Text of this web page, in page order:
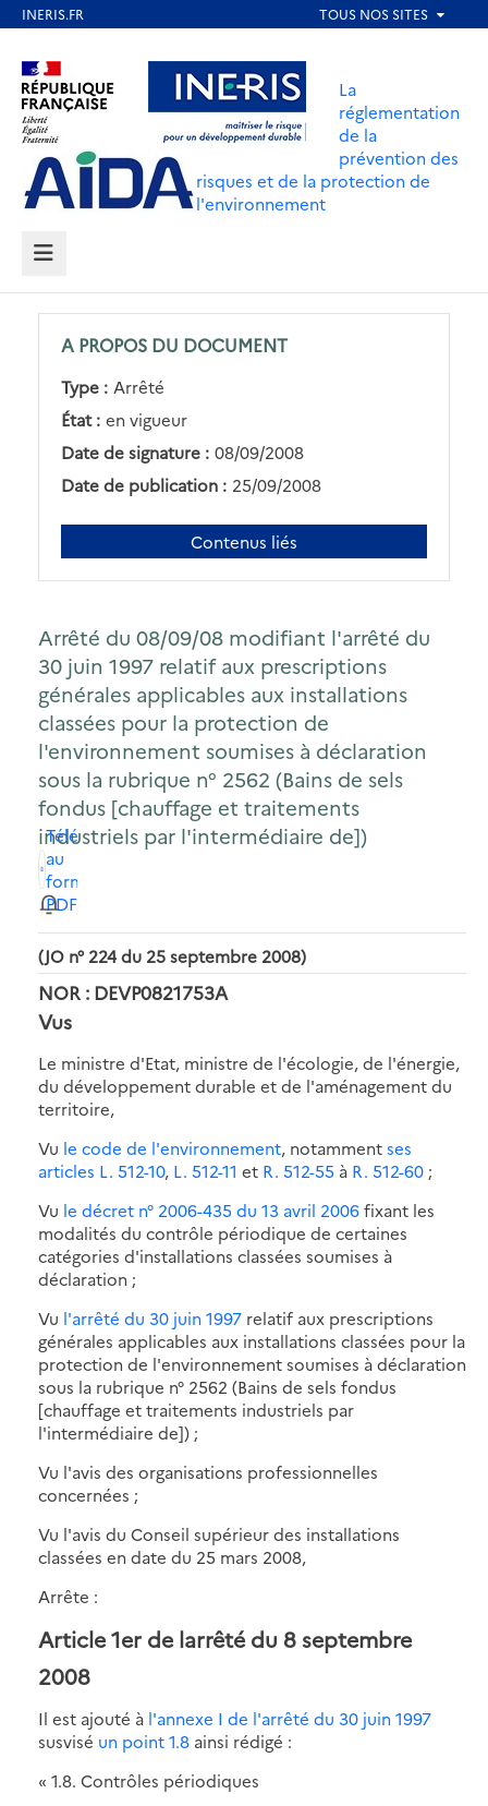
contenu
principal
Aller au contenu Aller au menu
Aller au pied de page
La
réglementation
de la
prévention des
risques et de la protection de
l'environnement
MENU
A PROPOS DU DOCUMENT
Type : Arrêté
État : en vigueur
Date de signature : 08/09/2008
Date de publication : 25/09/2008
Contenus liés
Arrêté du 08/09/08 modifiant l'arrêté du
30 juin 1997 relatif aux prescriptions
générales applicables aux installations
classées pour la protection de
l'environnement soumises à déclaration
sous la rubrique n° 2562 (Bains de sels
fondus [chauffage et traitements
industriels par l'intermédiaire de])
Télécharger
au
format
PDF
(JO n° 224 du 25 septembre 2008)
NOR : DEVP0821753A
Vus
Le ministre d'Etat, ministre de l'écologie, de l'énergie,
du développement durable et de l'aménagement du
territoire,
Vu le code de l'environnement, notammentses
articles L. 512-10, L. 512-11 et R. 512-55 à R. 512-60 ;
Vu le décret n° 2006-435 du 13 avril 2006fixant les
modalités du contrôle périodique de certaines
catégories d'installations classées soumises à
déclaration ;
Vu l'arrêté du 30 juin 1997 relatif aux prescriptions
générales applicables aux installations classées pour la
protection de l'environnement soumises à déclaration
sous la rubrique n° 2562 (Bains de sels fondus
[chauffage et traitements industriels par
l'intermédiaire de]) ;
Vu l'avis des organisations professionnelles
concernées ;
Vu l'avis du Conseil supérieur des installations
classées en date du 25 mars 2008,
Arrête :
Article 1er de larrêté du 8 septembre
2008
Il est ajouté à l'annexe I de l'arrêté du 30 juin 1997
susvisé un point 1.8 ainsi rédigé :
« 1.8. Contrôles périodiques